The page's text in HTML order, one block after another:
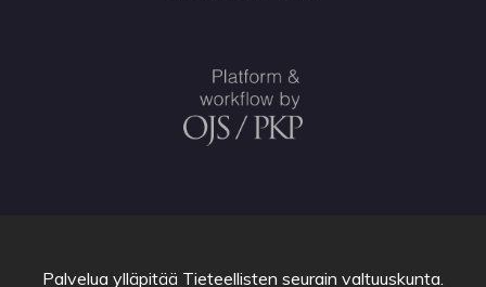
Palvelua ylläpitää Tieteellisten seurain valtuuskunta.